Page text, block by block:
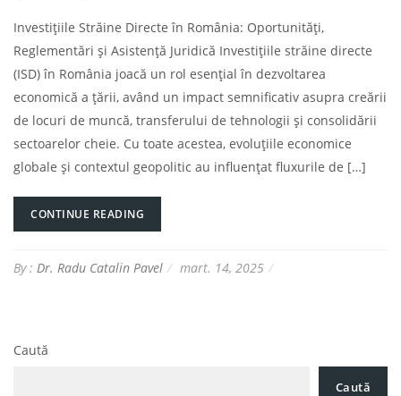
Investițiile Străine Directe în România: Oportunități,
Reglementări și Asistență Juridică Investițiile străine directe
(ISD) în România joacă un rol esențial în dezvoltarea
economică a țării, având un impact semnificativ asupra creării
de locuri de muncă, transferului de tehnologii și consolidării
sectoarelor cheie. Cu toate acestea, evoluțiile economice
globale și contextul geopolitic au influențat fluxurile de […]
CONTINUE READING
By : Dr. Radu Catalin Pavel mart. 14, 2025
Caută
Caută